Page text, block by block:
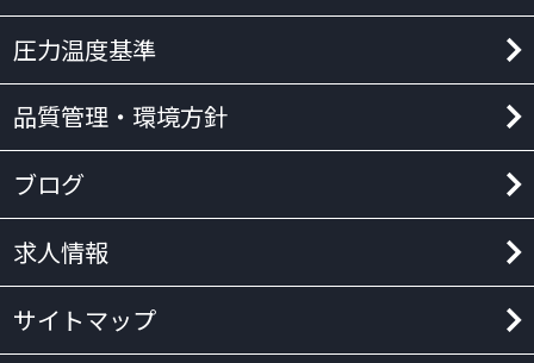
圧力温度基準
品質管理・環境方針
ブログ
求人情報
サイトマップ